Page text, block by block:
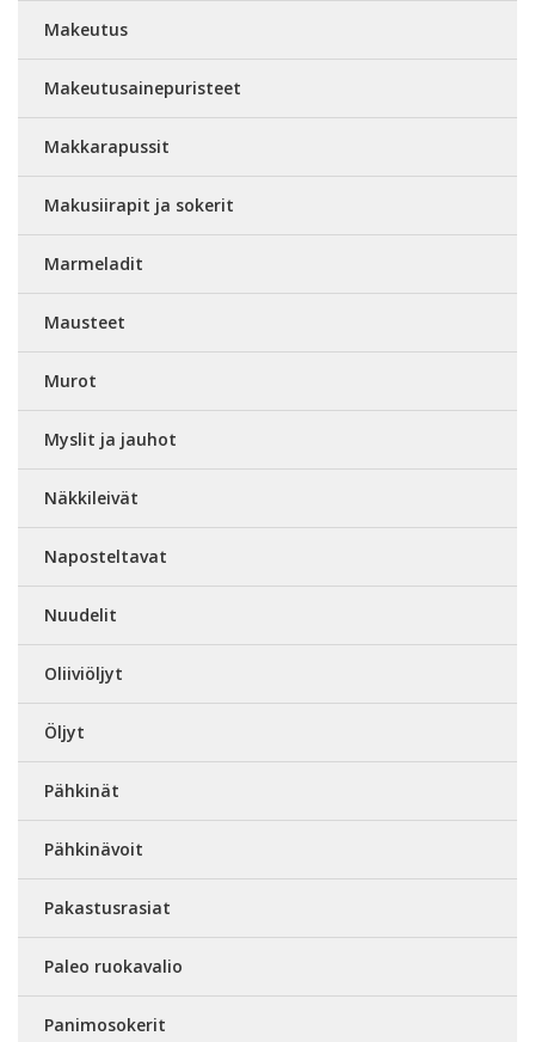
Makeutus
Makeutusainepuristeet
Makkarapussit
Makusiirapit ja sokerit
Marmeladit
Mausteet
Murot
Myslit ja jauhot
Näkkileivät
Naposteltavat
Nuudelit
Oliiviöljyt
Öljyt
Pähkinät
Pähkinävoit
Pakastusrasiat
Paleo ruokavalio
Panimosokerit